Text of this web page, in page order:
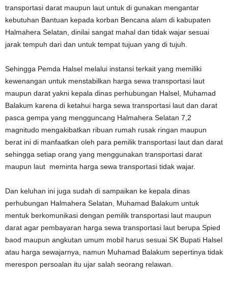
transportasi darat maupun laut untuk di gunakan mengantar
kebutuhan Bantuan kepada korban Bencana alam di kabupaten
Halmahera Selatan, dinilai sangat mahal dan tidak wajar sesuai
jarak tempuh dari dan untuk tempat tujuan yang di tujuh.
Sehingga Pemda Halsel melalui instansi terkait yang memiliki
kewenangan untuk menstabilkan harga sewa transportasi laut
maupun darat yakni kepala dinas perhubungan Halsel, Muhamad
Balakum karena di ketahui harga sewa transportasi laut dan darat
pasca gempa yang mengguncang Halmahera Selatan 7,2
magnitudo mengakibatkan ribuan rumah rusak ringan maupun
berat ini di manfaatkan oleh para pemilik transportasi laut dan darat
sehingga setiap orang yang menggunakan transportasi darat
maupun laut meminta harga sewa transportasi tidak wajar.
Dan keluhan ini juga sudah di sampaikan ke kepala dinas
perhubungan Halmahera Selatan, Muhamad Balakum untuk
mentuk berkomunikasi dengan pemilik transportasi laut maupun
darat agar pembayaran harga sewa transportasi laut berupa Spied
baod maupun angkutan umum mobil harus sesuai SK Bupati Halsel
atau harga sewajarnya, namun Muhamad Balakum sepertinya tidak
merespon persoalan itu ujar salah seorang relawan.